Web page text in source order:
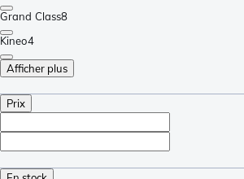
Grand Class8
Kineo4
Afficher plus
Prix